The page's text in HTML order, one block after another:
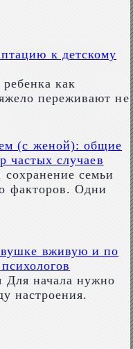
к детскому
как
переживают не
(с женой): общие
частых случаев
семьи
факторов. Одни
вживую и по
Для начала нужно
настроения.